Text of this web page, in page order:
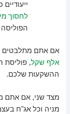
לחסוך
אם אתם מתלבטים
אלף שקל, פוליסת
ההשקעות שלכם.
מצד שני, אם אתם
מניה וכל אג"ח